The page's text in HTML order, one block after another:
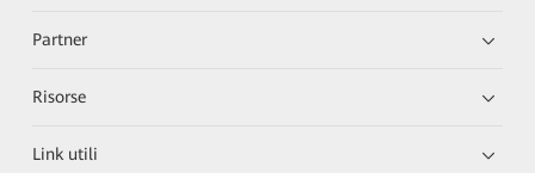
Partner
Risorse
Link utili